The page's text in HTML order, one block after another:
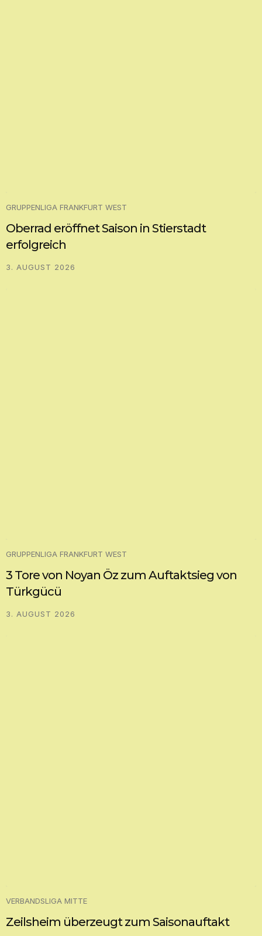
GRUPPENLIGA FRANKFURT WEST
Oberrad eröffnet Saison in Stierstadt
erfolgreich
3. AUGUST 2026
GRUPPENLIGA FRANKFURT WEST
3 Tore von Noyan Öz zum Auftaktsieg von
Türkgücü
3. AUGUST 2026
VERBANDSLIGA MITTE
Zeilsheim überzeugt zum Saisonauftakt